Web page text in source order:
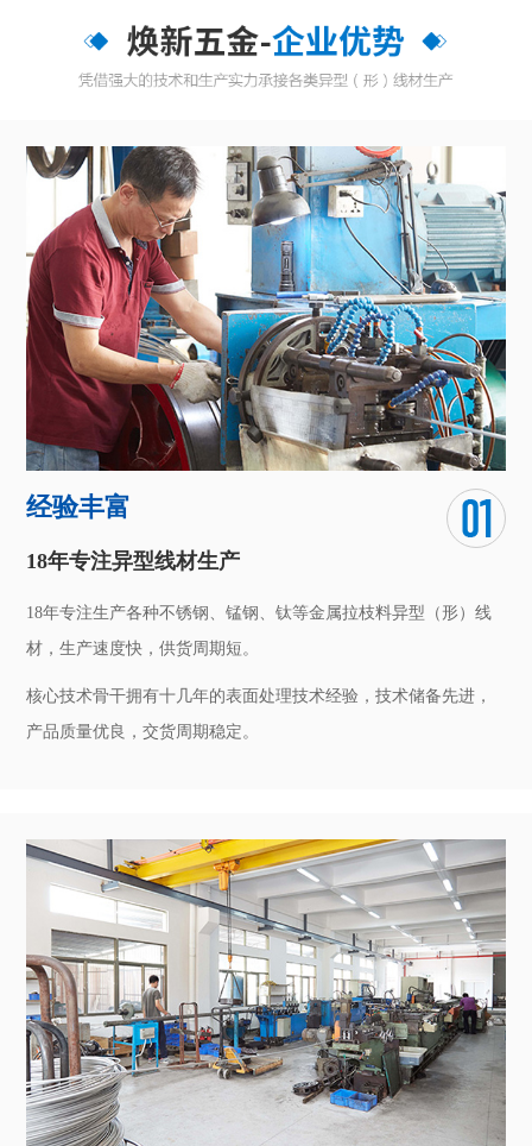
经验丰富
18年专注异型线材生产
18年专注生产各种不锈钢、锰钢、钛等金属拉枝料异型（形）线
材，生产速度快，供货周期短。
核心技术骨干拥有十几年的表面处理技术经验，技术储备先进，
产品质量优良，交货周期稳定。